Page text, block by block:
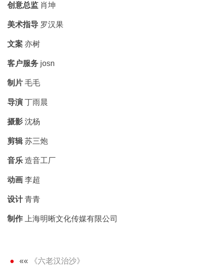
创意总监 肖坤
美术指导 罗汉果
文案 亦树
客户服务 josn
制片 毛毛
导演 丁雨晨
摄影 沈杨
剪辑苏三炮
音乐 造音工厂
动画 李超
设计青青
制作 上海明晰文化传媒有限公司
«« 《六老汉治沙》